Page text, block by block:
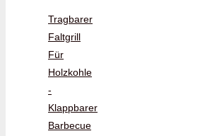
Tragbarer
Faltgrill
Für
Holzkohle
-
Klappbarer
Barbecue